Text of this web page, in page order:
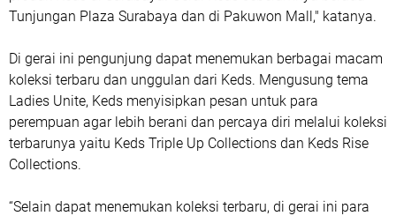
Tunjungan Plaza Surabaya dan di Pakuwon Mall," katanya.
Di gerai ini pengunjung dapat menemukan berbagai macam
koleksi terbaru dan unggulan dari Keds. Mengusung tema
Ladies Unite, Keds menyisipkan pesan untuk para
perempuan agar lebih berani dan percaya diri melalui koleksi
terbarunya yaitu Keds Triple Up Collections dan Keds Rise
Collections.
“Selain dapat menemukan koleksi terbaru, di gerai ini para